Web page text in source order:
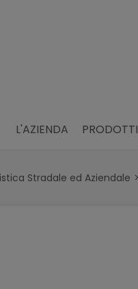
L'AZIENDA PRODOTTI
Stradale ed Aziendale